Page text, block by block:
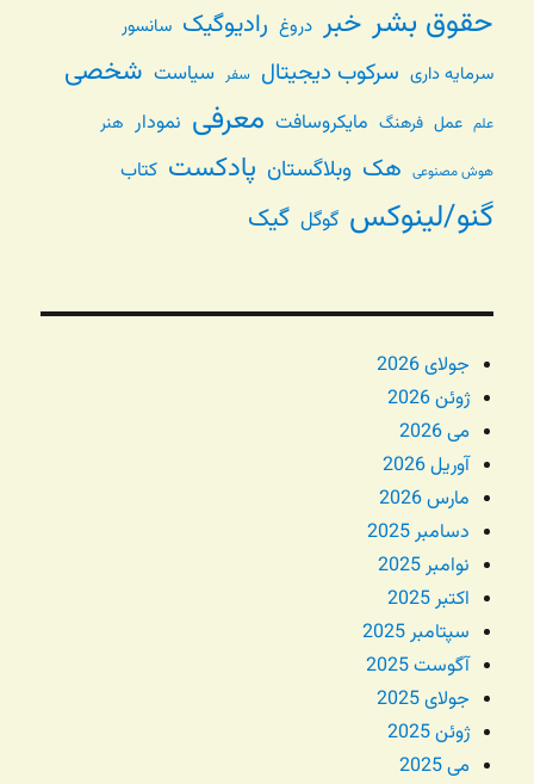
حقوق بشر خبر دروغ رادیوگیک سانسور
سرمایه داری سرکوب دیجیتال سفر سیاست شخصی
علم عمل فرهنگ مایکروسافت معرفی نمودار هنر
هوش مصنوعی هک وبلاگستان پادکست کتاب
گنو/لینوکس گوگل گیک
جولای 2026
ژوئن 2026
می 2026
آوریل 2026
مارس 2026
دسامبر 2025
نوامبر 2025
اکتبر 2025
سپتامبر 2025
آگوست 2025
جولای 2025
ژوئن 2025
می 2025